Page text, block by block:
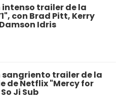
intenso trailer de la
con Brad Pitt, Kerry
Idris
sangriento trailer de la
de Netflix "Mercy for
Ji Sub